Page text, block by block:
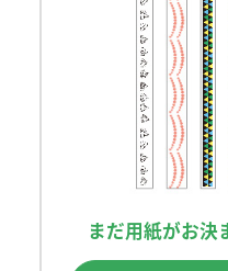
まだ用紙がお決